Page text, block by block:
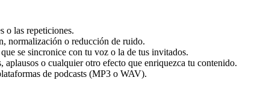
o las repeticiones.
normalización o reducción de ruido.
se sincronice con tu voz o la de tus invitados.
o cualquier otro efecto que enriquezca tu contenido.
de podcasts (MP3 o WAV).